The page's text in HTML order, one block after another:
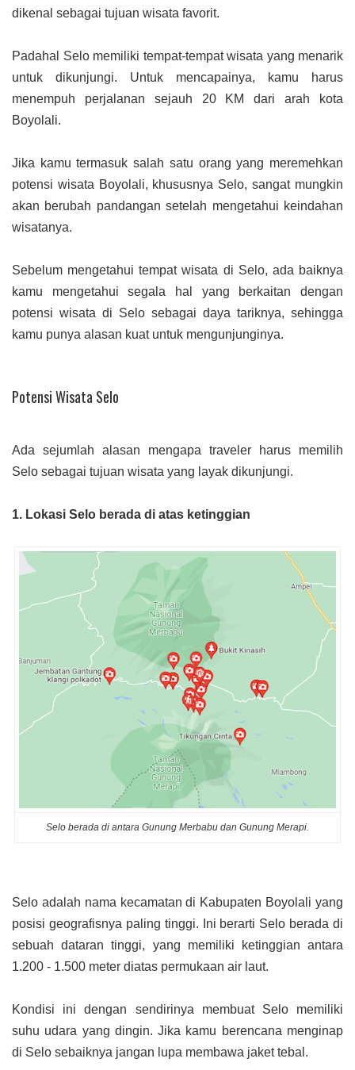
dikenal sebagai tujuan wisata favorit.
Padahal Selo memiliki tempat-tempat wisata yang menarik
untuk dikunjungi. Untuk mencapainya, kamu harus
menempuh perjalanan sejauh 20 KM dari arah kota
Boyolali.
Jika kamu termasuk salah satu orang yang meremehkan
potensi wisata Boyolali, khususnya Selo, sangat mungkin
akan berubah pandangan setelah mengetahui keindahan
wisatanya.
Sebelum mengetahui tempat wisata di Selo, ada baiknya
kamu mengetahui segala hal yang berkaitan dengan
potensi wisata di Selo sebagai daya tariknya, sehingga
kamu punya alasan kuat untuk mengunjunginya.
Potensi Wisata Selo
Ada sejumlah alasan mengapa traveler harus memilih
Selo sebagai tujuan wisata yang layak dikunjungi.
1. Lokasi Selo berada di atas ketinggian
Selo berada di antara Gunung Merbabu dan Gunung Merapi.
Selo adalah nama kecamatan di Kabupaten Boyolali yang
posisi geografisnya paling tinggi. Ini berarti Selo berada di
sebuah dataran tinggi, yang memiliki ketinggian antara
1.200 - 1.500 meter diatas permukaan air laut.
Kondisi ini dengan sendirinya membuat Selo memiliki
suhu udara yang dingin. Jika kamu berencana menginap
di Selo sebaiknya jangan lupa membawa jaket tebal.